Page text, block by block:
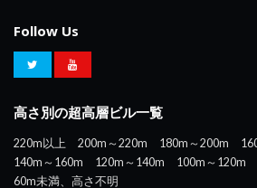
Follow Us
高さ別の超高層ビル一覧
220m以上 200m～220m 180m～200m
140m～160m
120m～140m 100m～120m
60m未満、高さ不明